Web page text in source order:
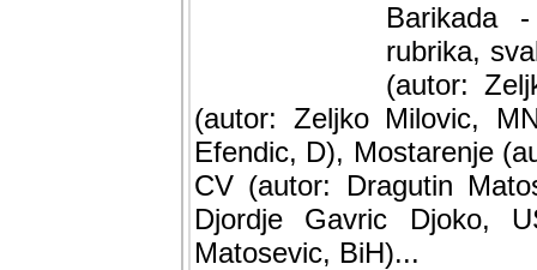
Barikada
rubrika,
(autor:
(autor: Zeljko Milovic,
Efendic, D), Mostarenje
CV (autor: Dragutin
Djordje Gavric Djoko,
Matosevic, BiH)...